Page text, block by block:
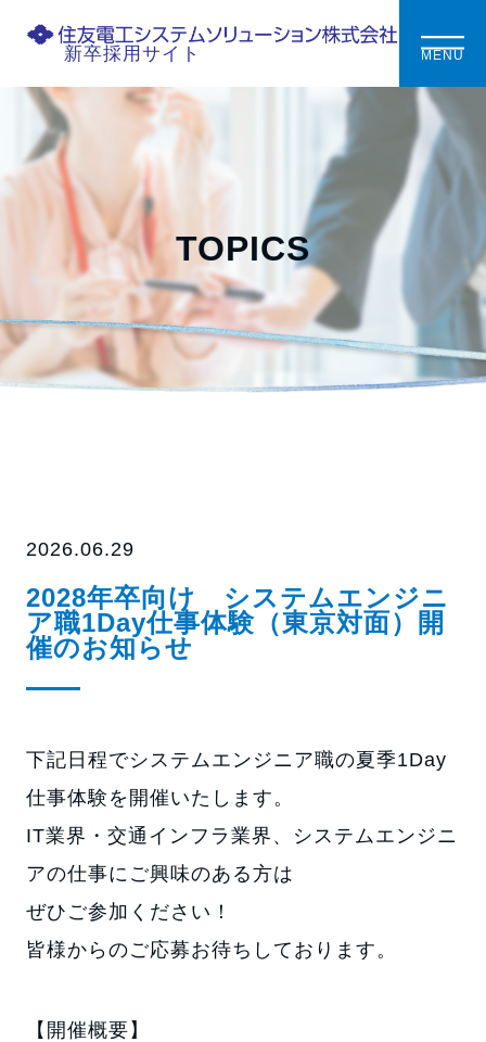
新卒採用サイト MENU
TOPICS
2026.06.29
2028年卒向け システムエンジニ
ア職1Day仕事体験（東京対面）開
催のお知らせ
下記日程でシステムエンジニア職の夏季1Day
仕事体験を開催いたします。
IT業界・交通インフラ業界、システムエンジニ
アの仕事にご興味のある方は
ぜひご参加ください！
皆様からのご応募お待ちしております。
【開催概要】